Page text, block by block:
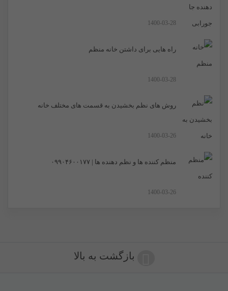
1400-03-28
راه هایی برای داشتن خانه منظم
1400-03-28
روش های نظم بخشیدن به قسمت های مختلف خانه
1400-03-26
منظم کننده ها و نظم دهنده ها | ۰۹۹۰۴۶۰۰۱۷۷
1400-03-26
بازگشت به بالا